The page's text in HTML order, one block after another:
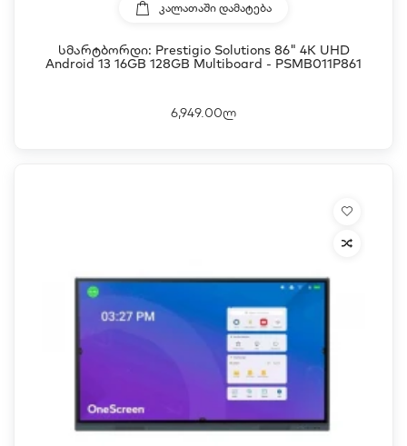
ᲙᲐᲚᲐᲗᲐᲨᲘ ᲓᲐᲛᲐᲢᲔᲑᲐ
Სმარტბორდი: Prestigio Solutions 86" 4K UHD
Android 13 16GB 128GB Multiboard - PSMB011P861
6,949.00ლ